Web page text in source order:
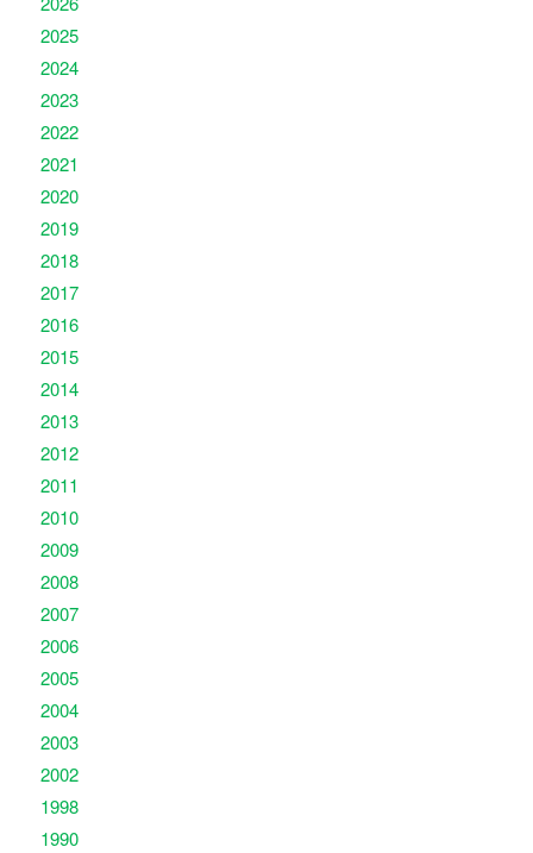
2025
2024
2023
2022
2021
2020
2019
2018
2017
2016
2015
2014
2013
2012
2011
2010
2009
2008
2007
2006
2005
2004
2003
2002
1998
1990